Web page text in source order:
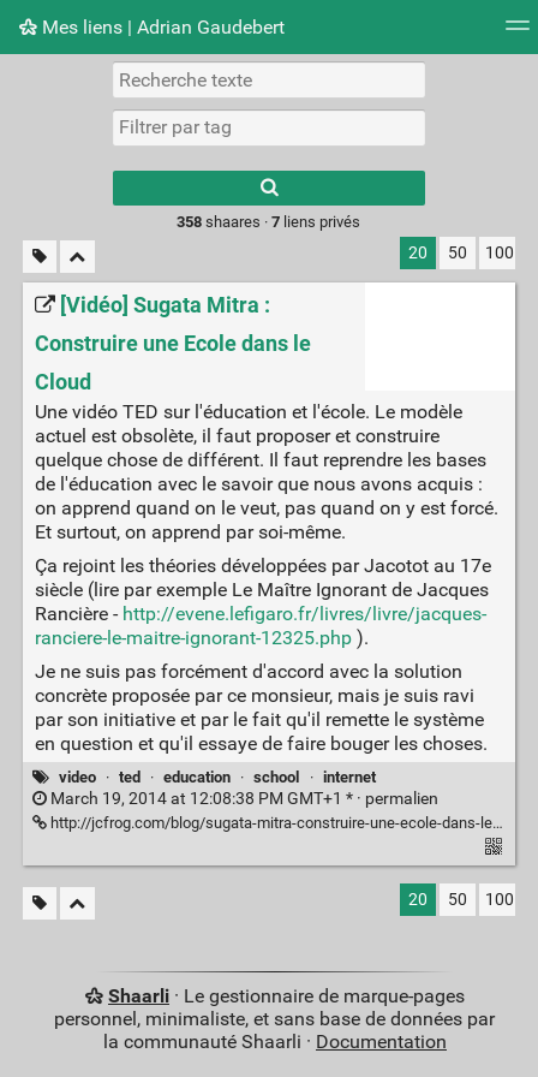
Mes liens | Adrian Gaudebert
Nuage de tags Mur d'images
results.
358 shaares ·7 liens privés
20 50 100
[Vidéo] Sugata Mitra :
Construire une Ecole dans le
Cloud
Une vidéo TED sur l'éducation et l'école. Le modèle
actuel est obsolète, il faut proposer et construire
quelque chose de différent. Il faut reprendre les bases
de l'éducation avec le savoir que nous avons acquis :
on apprend quand on le veut, pas quand on y est forcé.
Et surtout, on apprend par soi-même.
Ça rejoint les théories développées par Jacotot au 17e
siècle (lire par exemple Le Maître Ignorant de Jacques
Rancière - http://evene.lefigaro.fr/livres/livre/jacques-
ranciere-le-maitre-ignorant-12325.php).
Je ne suis pas forcément d'accord avec la solution
concrète proposée par ce monsieur, mais je suis ravi
par son initiative et par le fait qu'il remette le système
en question et qu'il essaye de faire bouger les choses.
video · ted · education · school · internet
March 19, 2014 at 12:08:38 PM GMT+1 * · permalien
http://jcfrog.com/blog/sugata-mitra-construire-une-ecole-dans-le-cloud/
20 50 100
Shaarli· Le gestionnaire de marque-pages
personnel, minimaliste, et sans base de données par
la communauté Shaarli · Documentation